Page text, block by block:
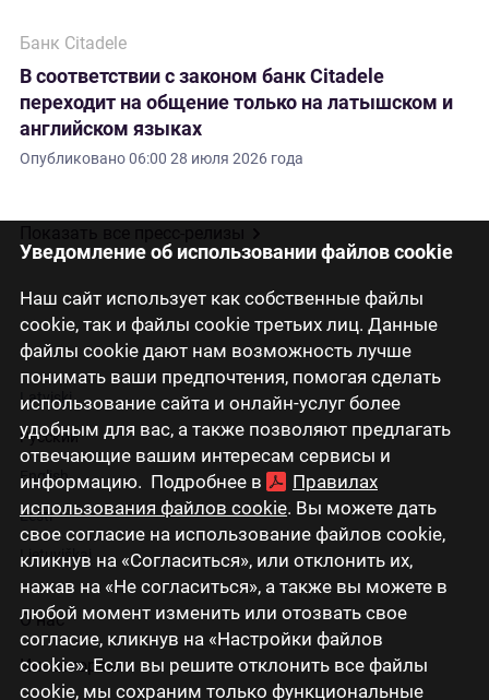
Уведомление об использовании файлов cookie
Наш сайт использует как собственные файлы
cookie, так и файлы cookie третьих лиц. Данные
файлы cookie дают нам возможность лучше
понимать ваши предпочтения, помогая сделать
использование сайта и онлайн-услуг более
удобным для вас, а также позволяют предлагать
отвечающие вашим интересам сервисы и
информацию. Подробнее в
Правилах
использования файлов cookie. Вы можете дать
свое согласие на использование файлов cookie,
кликнув на «Согласиться», или отклонить их,
нажав на «Не согласиться», а также вы можете в
любой момент изменить или отозвать свое
согласие, кликнув на «Настройки файлов
cookie». Если вы решите отклонить все файлы
cookie, мы сохраним только функциональные
Банк Citadele
В соответствии с законом банк Citadele
переходит на общение только на латышском и
английском языках
Опубликовано06:00 28 июля 2026 года
Latviski
Русский
English
Eesti
Lietuviškai
О нас
Инвесторам